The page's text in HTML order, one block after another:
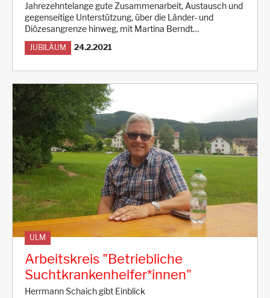
Jahrezehntelange gute Zusammenarbeit, Austausch und
gegenseitige Unterstützung, über die Länder- und
Diözesangrenze hinweg, mit Martina Berndt…
JUBILÄUM 24.2.2021
ULM
Arbeitskreis "Betriebliche
Suchtkrankenhelfer*innen"
Herrmann Schaich gibt Einblick